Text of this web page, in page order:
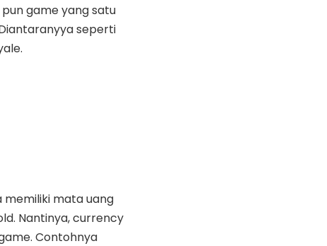
game yang satu
seperti
memiliki mata uang
Nantinya, currency
Contohnya